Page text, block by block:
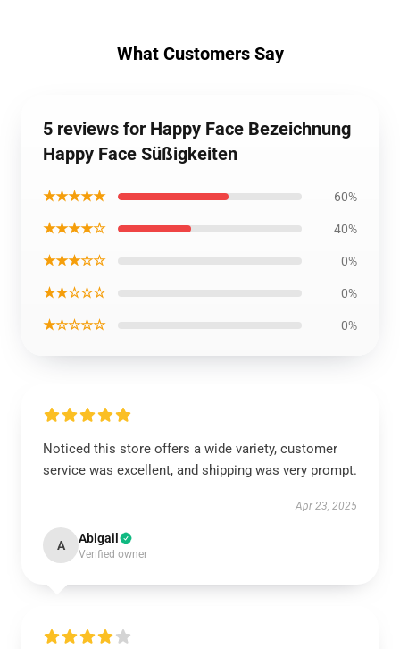
What Customers Say
5 reviews for Happy Face Bezeichnung
Happy Face Süßigkeiten
★★★★★ 60%
★★★★☆ 40%
★★★☆☆ 0%
★★☆☆☆ 0%
★☆☆☆☆ 0%
Noticed this store offers a wide variety, customer
service was excellent, and shipping was very prompt.
Apr 23, 2025
A Abigail
Verified owner